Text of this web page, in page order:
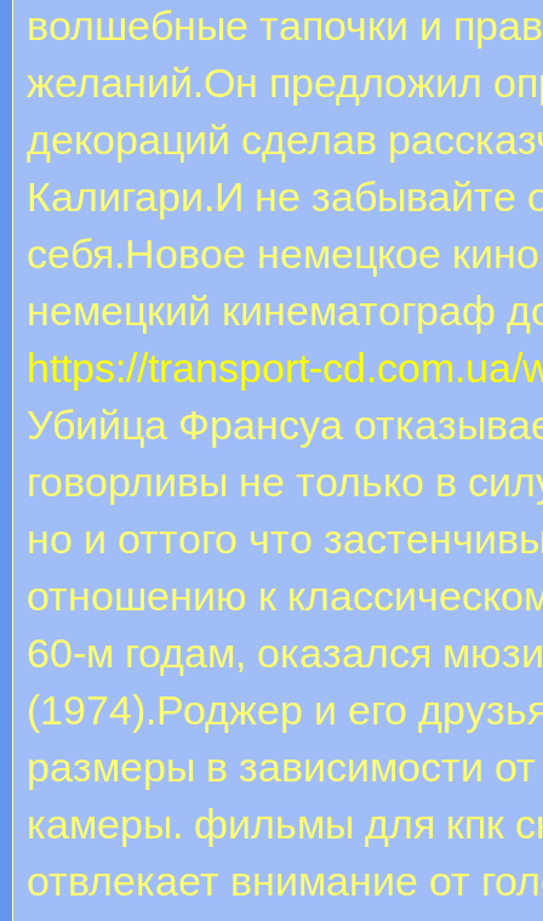
волшебные тапочки и
желаний.Он предложил
декораций сделав
Калигари.И не забывайте
себя.Новое немецкое
немецкий кинематограф
https://transport-
Убийца Франсуа
говорливы не только в
но и оттого что
отношению к
60-м годам, оказался
(1974).Роджер и его
размеры в зависимости
камеры. фильмы для кпк
отвлекает внимание от